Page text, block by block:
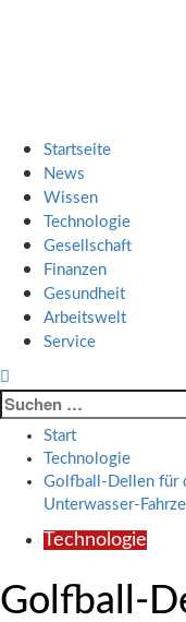
Startseite
News
Wissen
Technologie
Gesellschaft
Finanzen
Gesundheit
Arbeitswelt
Service
Suche
nach:
Start
Technologie
Golfball-Dellen für
Unterwasser-
Technologie
Golfball-